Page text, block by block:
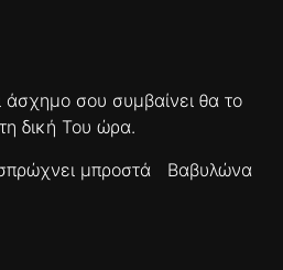
σου συμβαίνει θα το
δική Του ώρα.
μπροστά
Βαβυλώνα